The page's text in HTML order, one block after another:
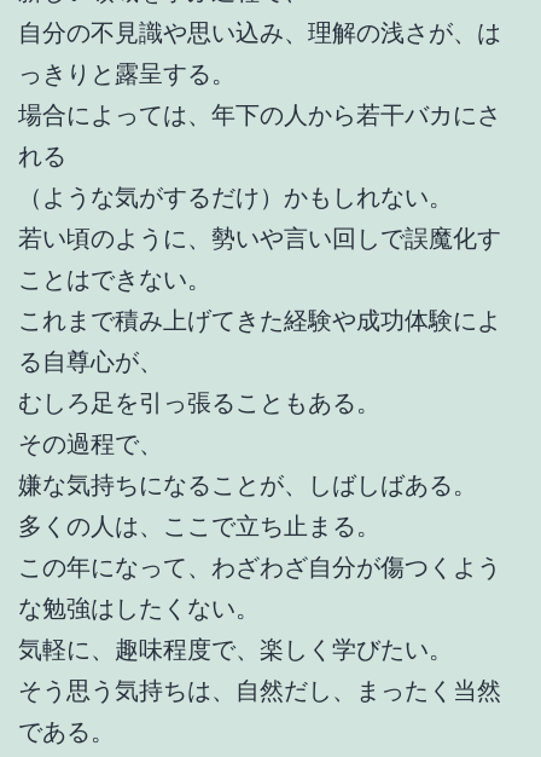
自分の不見識や思い込み、理解の浅さが、は
っきりと露呈する。
場合によっては、年下の人から若干バカにさ
れる
（ような気がするだけ）かもしれない。
若い頃のように、勢いや言い回しで誤魔化す
ことはできない。
これまで積み上げてきた経験や成功体験によ
る自尊心が、
むしろ足を引っ張ることもある。
その過程で、
嫌な気持ちになることが、しばしばある。
多くの人は、ここで立ち止まる。
この年になって、わざわざ自分が傷つくよう
な勉強はしたくない。
気軽に、趣味程度で、楽しく学びたい。
そう思う気持ちは、自然だし、まったく当然
である。